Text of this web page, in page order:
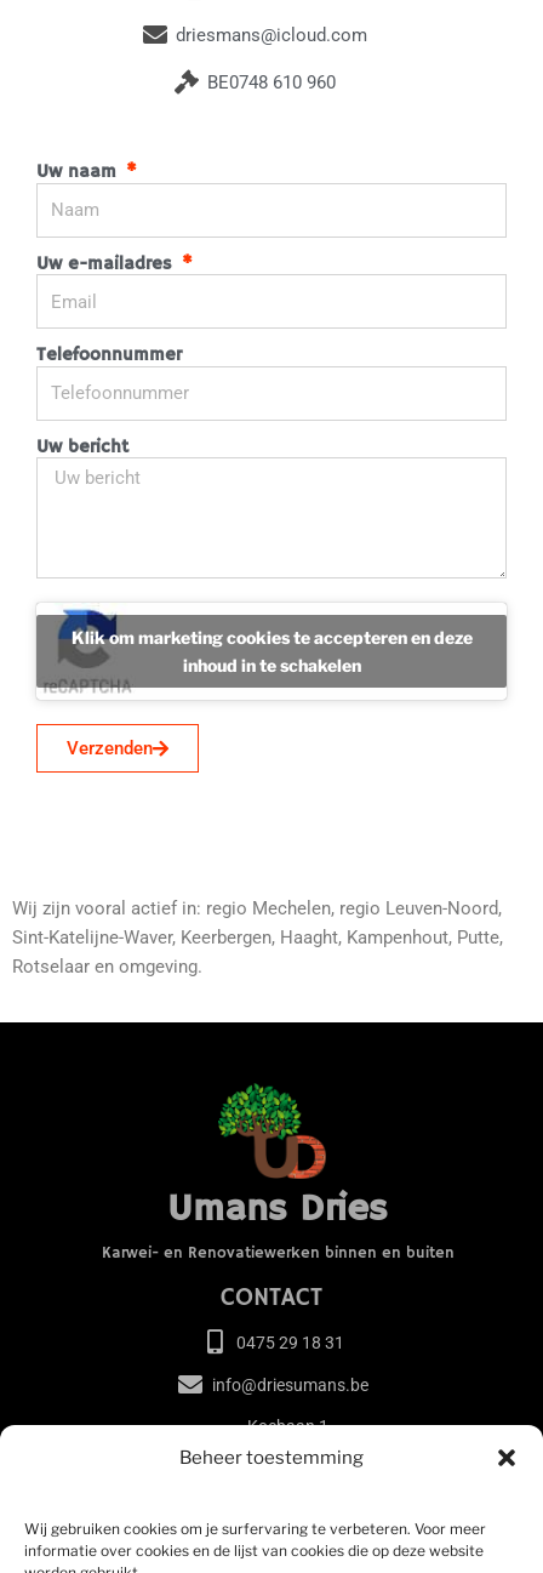
Beheer toestemming
Wij gebruiken cookies om je surfervaring te verbeteren. Voor meer
informatie over cookies en de lijst van cookies die op deze website
driesmans@icloud.com
BE0748 610 960
Uw naam
Uw e-mailadres
Telefoonnummer
Uw bericht
Klik om marketing cookies te accepteren en deze
inhoud in te schakelen
Verzenden
Wij zijn vooral actief in: regio Mechelen, regio Leuven-Noord,
Sint-Katelijne-Waver, Keerbergen, Haaght, Kampenhout, Putte,
Rotselaar en omgeving.
Umans Dries
Karwei- en Renovatiewerken binnen en buiten
CONTACT
0475 29 18 31
info@driesumans.be
Koebaan 1,
3140 Keerbergen
SITEMAP